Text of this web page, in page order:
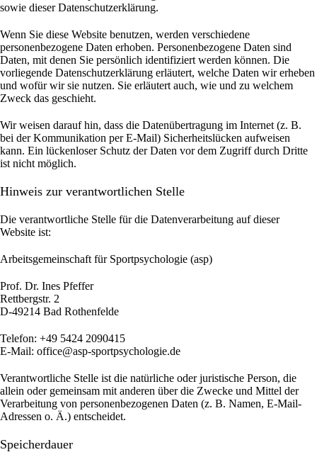
sowie dieser Datenschutzerklärung.
Wenn Sie diese Website benutzen, werden verschiedene
personenbezogene Daten erhoben. Personenbezogene Daten sind
Daten, mit denen Sie persönlich identifiziert werden können. Die
vorliegende Datenschutzerklärung erläutert, welche Daten wir erheben
und wofür wir sie nutzen. Sie erläutert auch, wie und zu welchem
Zweck das geschieht.
Wir weisen darauf hin, dass die Datenübertragung im Internet (z. B.
bei der Kommunikation per E-Mail) Sicherheitslücken aufweisen
kann. Ein lückenloser Schutz der Daten vor dem Zugriff durch Dritte
ist nicht möglich.
Hinweis zur verantwortlichen Stelle
Die verantwortliche Stelle für die Datenverarbeitung auf dieser
Website ist:
Arbeitsgemeinschaft für Sportpsychologie (asp)
Prof. Dr. Ines Pfeffer
Rettbergstr. 2
D-49214 Bad Rothenfelde
Telefon: +49 5424 2090415
E-Mail: office@asp-sportpsychologie.de
Verantwortliche Stelle ist die natürliche oder juristische Person, die
allein oder gemeinsam mit anderen über die Zwecke und Mittel der
Verarbeitung von personenbezogenen Daten (z. B. Namen, E-Mail-
Adressen o. Ä.) entscheidet.
Speicherdauer